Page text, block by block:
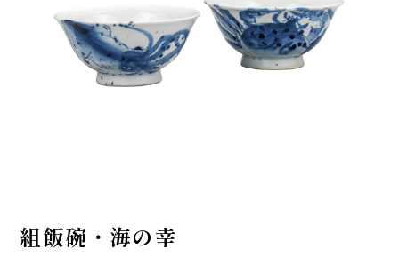
組飯碗・海の幸